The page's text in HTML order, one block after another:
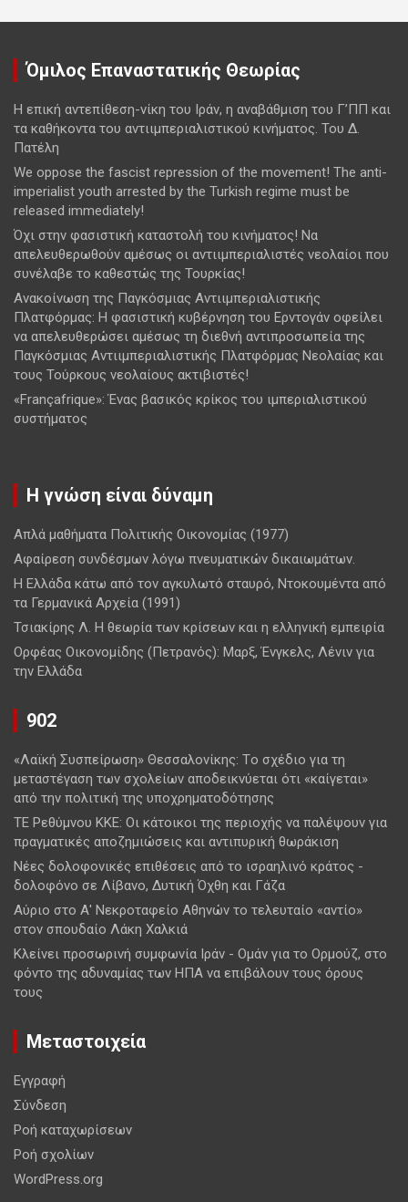
Όμιλος Επαναστατικής Θεωρίας
Η επική αντεπίθεση-νίκη του Ιράν, η αναβάθμιση του Γ’ΠΠ και
τα καθήκοντα του αντιιμπεριαλιστικού κινήματος. Του Δ.
Πατέλη
We oppose the fascist repression of the movement! The anti-
imperialist youth arrested by the Turkish regime must be
released immediately!
Όχι στην φασιστική καταστολή του κινήματος! Να
απελευθερωθούν αμέσως οι αντιιμπεριαλιστές νεολαίοι που
συνέλαβε το καθεστώς της Τουρκίας!
Ανακοίνωση της Παγκόσμιας Αντιιμπεριαλιστικής
Πλατφόρμας: Η φασιστική κυβέρνηση του Ερντογάν οφείλει
να απελευθερώσει αμέσως τη διεθνή αντιπροσωπεία της
Παγκόσμιας Αντιιμπεριαλιστικής Πλατφόρμας Νεολαίας και
τους Τούρκους νεολαίους ακτιβιστές!
«Françafrique»: Ένας βασικός κρίκος του ιμπεριαλιστικού
συστήματος
Η γνώση είναι δύναμη
Απλά μαθήματα Πολιτικής Οικονομίας (1977)
Αφαίρεση συνδέσμων λόγω πνευματικών δικαιωμάτων.
Η Ελλάδα κάτω από τον αγκυλωτό σταυρό, Ντοκουμέντα από
τα Γερμανικά Αρχεία (1991)
Τσιακίρης Λ. Η θεωρία των κρίσεων και η ελληνική εμπειρία
Ορφέας Οικονομίδης (Πετρανός): Μαρξ, Ένγκελς, Λένιν για
την Ελλάδα
902
«Λαϊκή Συσπείρωση» Θεσσαλονίκης: Tο σχέδιο για τη
μεταστέγαση των σχολείων αποδεικνύεται ότι «καίγεται»
από την πολιτική της υποχρηματοδότησης
ΤΕ Ρεθύμνου ΚΚΕ: Οι κάτοικοι της περιοχής να παλέψουν για
πραγματικές αποζημιώσεις και αντιπυρική θωράκιση
Νέες δολοφονικές επιθέσεις από το ισραηλινό κράτος -
δολοφόνο σε Λίβανο, Δυτική Όχθη και Γάζα
Αύριο στο Α' Νεκροταφείο Αθηνών το τελευταίο «αντίο»
στον σπουδαίο Λάκη Χαλκιά
Κλείνει προσωρινή συμφωνία Ιράν - Ομάν για το Ορμούζ, στο
φόντο της αδυναμίας των ΗΠΑ να επιβάλουν τους όρους
τους
Μεταστοιχεία
Εγγραφή
Σύνδεση
Ροή καταχωρίσεων
Ροή σχολίων
WordPress.org